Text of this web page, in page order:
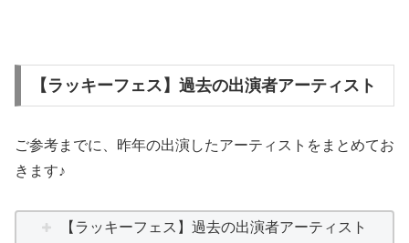
【ラッキーフェス】過去の出演者アーティスト
ご参考までに、昨年の出演したアーティストをまとめてお
きます♪
【ラッキーフェス】過去の出演者アーティスト